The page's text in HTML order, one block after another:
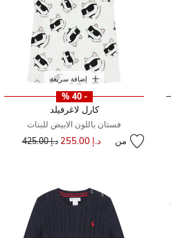
إضافة سريعة
- 40 %
كارل لاغرفيلد
فستان باللون الابيض للبنات
من د.إ 255.00 سعر مخفض من
د.إ 425.00 إلى